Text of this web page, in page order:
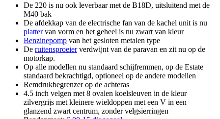
De 220 is nu ook leverbaar met de B18D, uitsluitend met de
M40 bak
De afdekkap van de electrische fan van de kachel unit is nu
plattervan vorm en het geheel is nu zwart van kleur
Benzinepomp van het gesloten metalen type
De ruitensproeierverdwijnt van de paravan en zit nu op de
motorkap.
Op alle modellen nu standaard schijfremmen, op de Estate
standaard bekrachtigd, optioneel op de andere modellen
Remdrukbegrenzer op de achteras
4.5 inch velgen met 8 ovalen koelsleuven in de kleur
zilvergrijs met kleinere wieldoppen met een V in een
glanzend zwart centrum, zonder velgsierringen